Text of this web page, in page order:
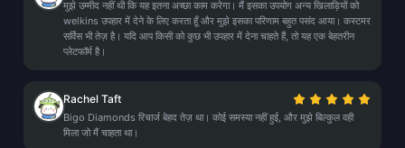
मुझे उम्मीद नहीं थी कि यह इतना अच्छा काम करेगा। मैं इसका उपयोग अन्य खिलाड़ियों को
welkins उपहार में देने के लिए करता हूँ और मुझे इसका परिणाम बहुत पसंद आया। कस्टमर
सर्विस भी तेज़ है। यदि आप किसी को कुछ भी उपहार में देना चाहते हैं, तो यह एक बेहतरीन
प्लेटफॉर्म है।
Rachel Taft
Bigo Diamonds रिचार्ज बेहद तेज़ था। कोई समस्या नहीं हुई, और मुझे बिल्कुल वही
मिला जो मैं चाहता था।